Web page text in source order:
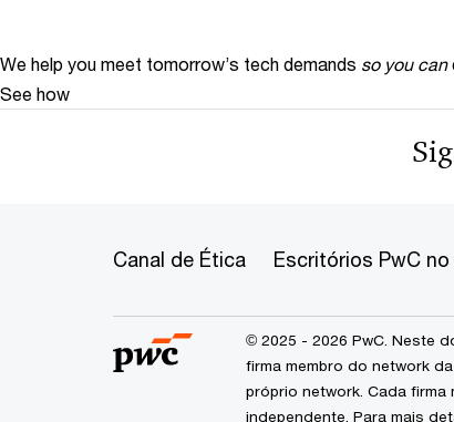
We help you meet tomorrow’s tech demands so you can
See how
Canal de Ética Escritórios PwC
© 2025 - 2026 PwC. Neste
firma membro do network
próprio network. Cada firma
independente. Para mais